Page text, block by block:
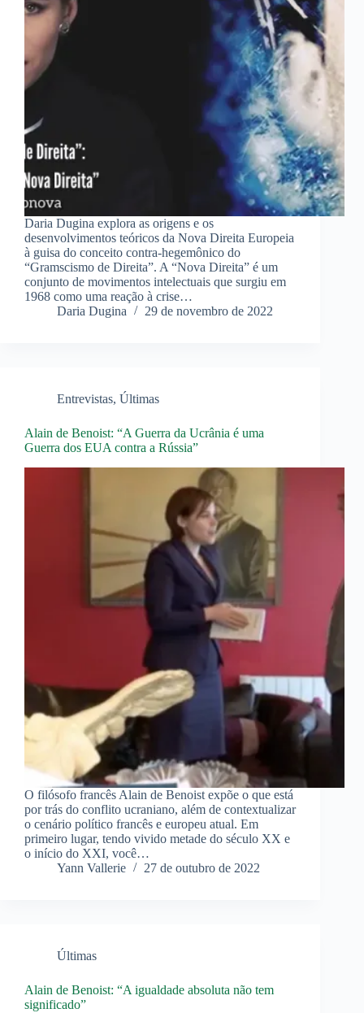
Daria Dugina explora as origens e os
desenvolvimentos teóricos da Nova Direita Europeia
à guisa do conceito contra-hegemônico do
“Gramscismo de Direita”. A “Nova Direita” é um
conjunto de movimentos intelectuais que surgiu em
1968 como uma reação à crise…
Daria Dugina
29 de novembro de 2022
Entrevistas, Últimas
Alain de Benoist: “A Guerra da Ucrânia é uma
Guerra dos EUA contra a Rússia”
O filósofo francês Alain de Benoist expõe o que está
por trás do conflito ucraniano, além de contextualizar
o cenário político francês e europeu atual. Em
primeiro lugar, tendo vivido metade do século XX e
o início do XXI, você…
Yann Vallerie
27 de outubro de 2022
Últimas
Alain de Benoist: “A igualdade absoluta não tem
significado”